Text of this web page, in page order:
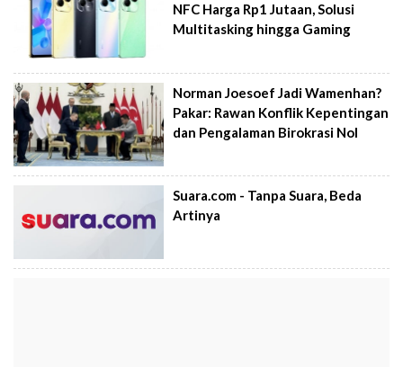
NFC Harga Rp1 Jutaan, Solusi
Multitasking hingga Gaming
Norman Joesoef Jadi Wamenhan?
Pakar: Rawan Konflik Kepentingan
dan Pengalaman Birokrasi Nol
Suara.com - Tanpa Suara, Beda
Artinya